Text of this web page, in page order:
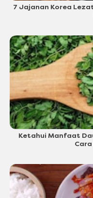
7 Jajanan Korea
Ketahui Manfaat